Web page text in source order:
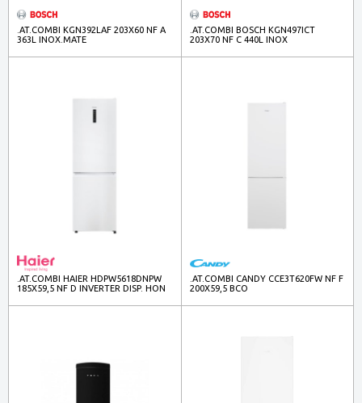
.AT.COMBI KGN392LAF 203X60 NF A
363L INOX.MATE
.AT.COMBI BOSCH KGN497ICT
203X70 NF C 440L INOX
.AT.COMBI HAIER HDPW5618DNPW
185X59,5 NF D INVERTER DISP. HON
.AT.COMBI CANDY CCE3T620FW NF F
200X59,5 BCO